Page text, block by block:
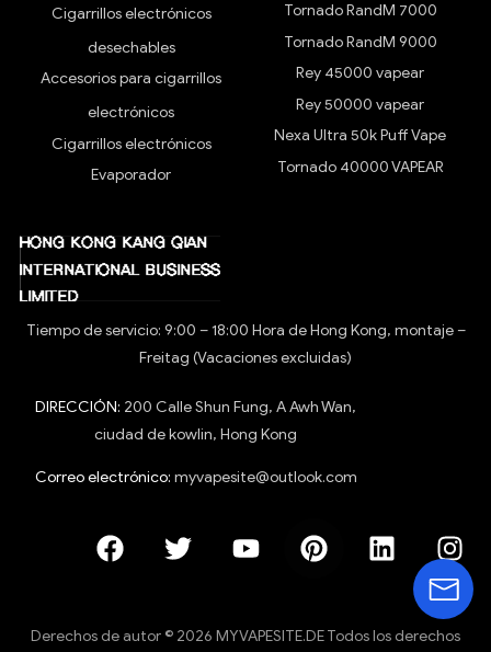
Cigarrillos electrónicos
desechables
Accesorios para cigarrillos
electrónicos
Cigarrillos electrónicos
Evaporador
Tornado RandM 7000
Tornado RandM 9000
Rey 45000 vapear
Rey 50000 vapear
Nexa Ultra 50k Puff Vape
Tornado 40000 VAPEAR
Tiempo de servicio: 9:00 – 18:00 Hora de Hong Kong, montaje –
Freitag (Vacaciones excluidas)
DIRECCIÓN: 200 Calle Shun Fung, A Awh Wan,
ciudad de kowlin, Hong Kong
Correo electrónico: myvapesite@outlook.com
Derechos de autor © 2026 MYVAPESITE.DE Todos los derechos